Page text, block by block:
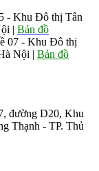
- Khu Đô thị Tân
| Bản đồ
07 - Khu Đô thị
Nội | Bản đồ
đường D20, Khu
Thạnh - TP. Thủ